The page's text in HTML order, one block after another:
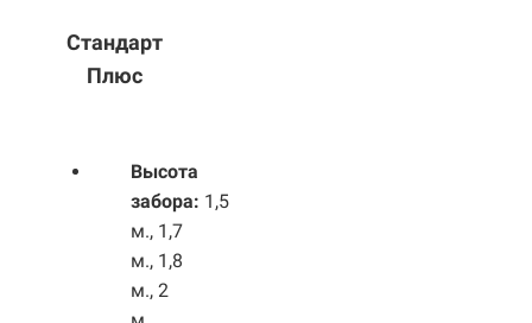
Стандарт
Плюс
Высота
забора: 1,5
м., 1,7
м., 1,8
м., 2